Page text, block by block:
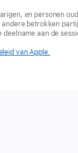
en personen
betrokken
aan de
van Apple.